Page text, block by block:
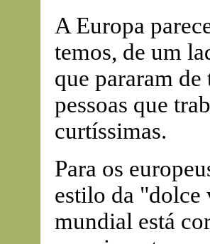
A Europa
temos, de um
que pararam de
pessoas que
curtíssimas.
Para os
estilo da "dolce
mundial está